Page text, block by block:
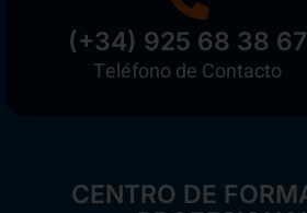
(+34) 925 68 38 67
Teléfono de Contacto
CENTRO DE